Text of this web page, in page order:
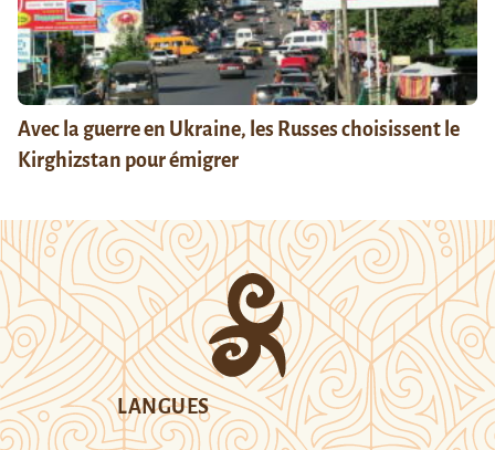
Avec la guerre en Ukraine, les Russes choisissent le
Kirghizstan pour émigrer
LANGUES